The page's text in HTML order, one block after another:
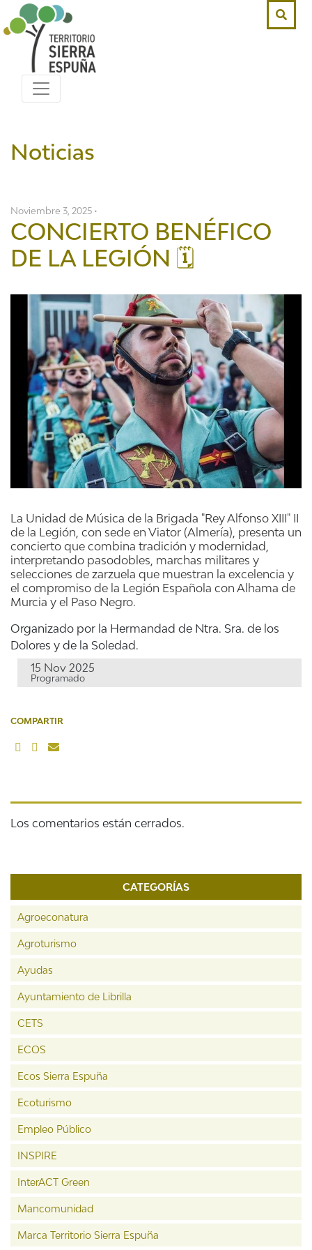
Noticias
Noviembre 3, 2025 •
CONCIERTO BENÉFICO
DE LA LEGIÓN 🗓
La Unidad de Música de la Brigada "Rey Alfonso XIII" II
de la Legión, con sede en Viator (Almería), presenta un
concierto que combina tradición y modernidad,
interpretando pasodobles, marchas militares y
selecciones de zarzuela que muestran la excelencia y
el compromiso de la Legión Española con Alhama de
Murcia y el Paso Negro.
Organizado por la Hermandad de Ntra. Sra. de los
Dolores y de la Soledad.
15 Nov 2025
Programado
COMPARTIR
Los comentarios están cerrados.
CATEGORÍAS
Agroeconatura
Agroturismo
Ayudas
Ayuntamiento de Librilla
CETS
ECOS
Ecos Sierra Espuña
Ecoturismo
Empleo Público
INSPIRE
InterACT Green
Mancomunidad
Marca Territorio Sierra Espuña